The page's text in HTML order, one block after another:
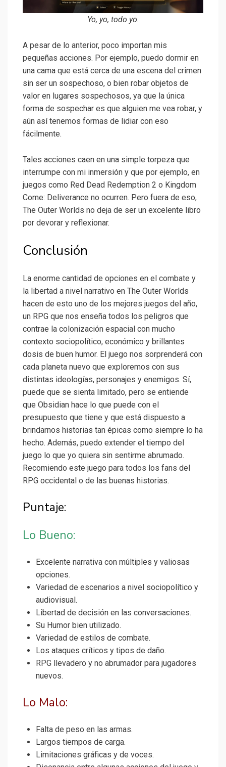
Yo, yo, todo yo.
A pesar de lo anterior, poco importan mis
pequeñas acciones. Por ejemplo, puedo dormir en
una cama que está cerca de una escena del crimen
sin ser un sospechoso, o bien robar objetos de
valor en lugares sospechosos, ya que la única
forma de sospechar es que alguien me vea robar, y
aún así tenemos formas de lidiar con eso
fácilmente.
Tales acciones caen en una simple torpeza que
interrumpe con mi inmersión y que por ejemplo, en
juegos como Red Dead Redemption 2 o Kingdom
Come: Deliverance no ocurren. Pero fuera de eso,
The Outer Worlds no deja de ser un excelente libro
por devorar y reflexionar.
Conclusión
La enorme cantidad de opciones en el combate y
la libertad a nivel narrativo en The Outer Worlds
hacen de esto uno de los mejores juegos del año,
un RPG que nos enseña todos los peligros que
contrae la colonización espacial con mucho
contexto sociopolítico, económico y brillantes
dosis de buen humor. El juego nos sorprenderá con
cada planeta nuevo que exploremos con sus
distintas ideologías, personajes y enemigos. Sí,
puede que se sienta limitado, pero se entiende
que Obsidian hace lo que puede con el
presupuesto que tiene y que está dispuesto a
brindarnos historias tan épicas como siempre lo ha
hecho. Además, puedo extender el tiempo del
juego lo que yo quiera sin sentirme abrumado.
Recomiendo este juego para todos los fans del
RPG occidental o de las buenas historias.
Puntaje:
Lo Bueno:
Excelente narrativa con múltiples y valiosas
opciones.
Variedad de escenarios a nivel sociopolítico y
audiovisual.
Libertad de decisión en las conversaciones.
Su Humor bien utilizado.
Variedad de estilos de combate.
Los ataques críticos y tipos de daño.
RPG llevadero y no abrumador para jugadores
nuevos.
Lo Malo:
Falta de peso en las armas.
Largos tiempos de carga.
Limitaciones gráficas y de voces.